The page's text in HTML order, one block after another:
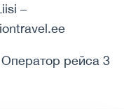
–
Оператор рейса 3